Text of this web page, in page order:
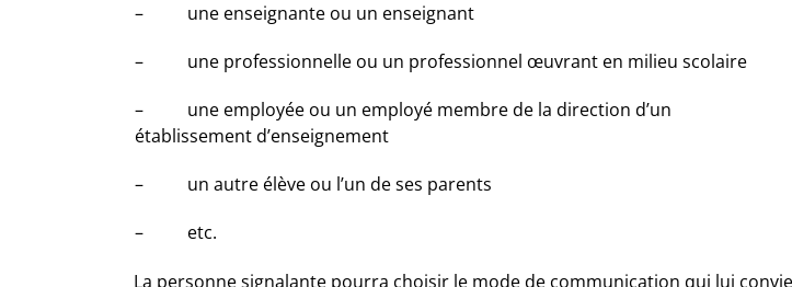
– une enseignante ou un enseignant
– une professionnelle ou un professionnel œuvrant en milieu scolaire
– une employée ou un employé membre de la direction d’un
établissement d’enseignement
– un autre élève ou l’un de ses parents
– etc.
La personne signalante pourra choisir le mode de communication qui lui